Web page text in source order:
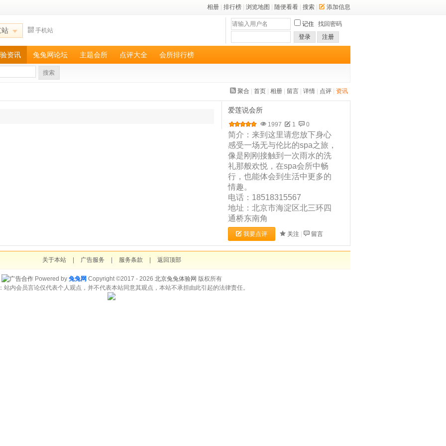
相册 排行榜 浏览地图 随便看看 搜索 添加信息
站 手机站
记住 找回密码
登录
注册
资讯 兔兔网论坛 主题会所 点评大全 会所排行榜
搜索
聚合 首页 相册 留言 详情 点评 资讯
爱莲说会所
1997 1 0
简介：来到这里请您放下身心
感受一场无与伦比的spa之旅，
像是刚刚接触到一次雨水的洗
礼那般欢悦，在spa会所中畅
行，也能体会到生活中更多的
情趣。
电话：18518315567
地址：北京市海淀区北三环四
通桥东南角
我要点评 关注 留言
关于本站 广告服务 服务条款 返回顶部
Powered by 兔兔网 Copyright ©2017 - 2026 北京兔兔体验网 版权所有
站内会员言论仅代表个人观点，并不代表本站同意其观点，本站不承担由此引起的法律责任。